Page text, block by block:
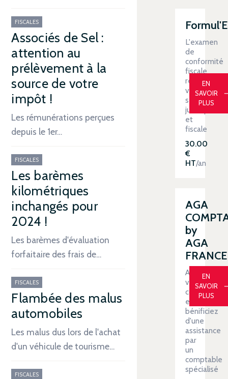
FISCALES
Associés de Sel :
attention au
prélèvement à la
source de votre
impôt !
Les rémunérations perçues
depuis le 1er…
FISCALES
Les barèmes
kilométriques
inchangés pour
2024 !
Les barèmes d'évaluation
forfaitaire des frais de…
FISCALES
Flambée des malus
automobiles
Les malus dus lors de l'achat
d'un véhicule de tourisme…
FISCALES
L'examen
de
conformité
fiscale
renforce
votre
sécurité
juridique
et
fiscale
30.00
€
HT/an
EN
SAVOIR
PLUS
AGA
by
AGA
FRANCE
Automatiser
votre
comptabilité
et
bénificiez
d'une
assistance
par
un
comptable
spécialisé
EN
SAVOIR
PLUS